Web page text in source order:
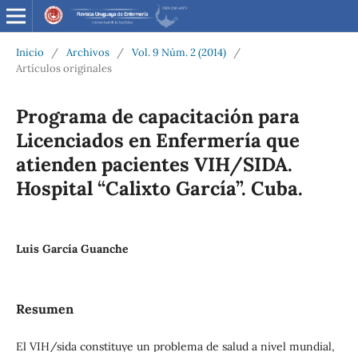
Inicio / Archivos / Vol. 9 Núm. 2 (2014)
/
Artículos originales
Programa de capacitación para
Licenciados en Enfermería que
atienden pacientes VIH/SIDA.
Hospital “Calixto García”. Cuba.
Luis García Guanche
Resumen
El VIH/sida constituye un problema de salud a nivel mundial,